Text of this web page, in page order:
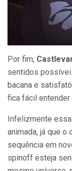
Por fim,
sentidos
bacana e
fica fácil
Infelizmente
animada, já que o
sequência em
spinoff esteja